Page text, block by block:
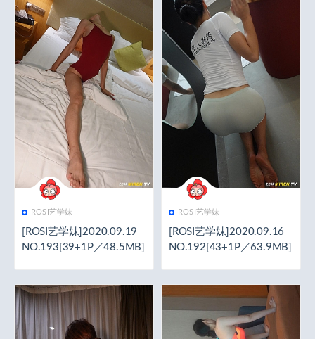
ROSI艺学妹
[ROSI艺学妹]2020.09.19
NO.193[39+1P／48.5MB]
ROSI艺学妹
[ROSI艺学妹]2020.09.16
NO.192[43+1P／63.9MB]